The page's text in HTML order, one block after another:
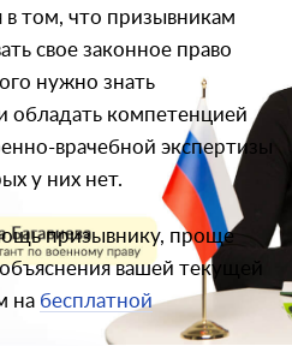
в том, что призывникам
свое законное право
нужно знать
обладать компетенцией
врачебной экспертизы
у них нет.
призывнику, проще
вашей текущей
на бесплатной